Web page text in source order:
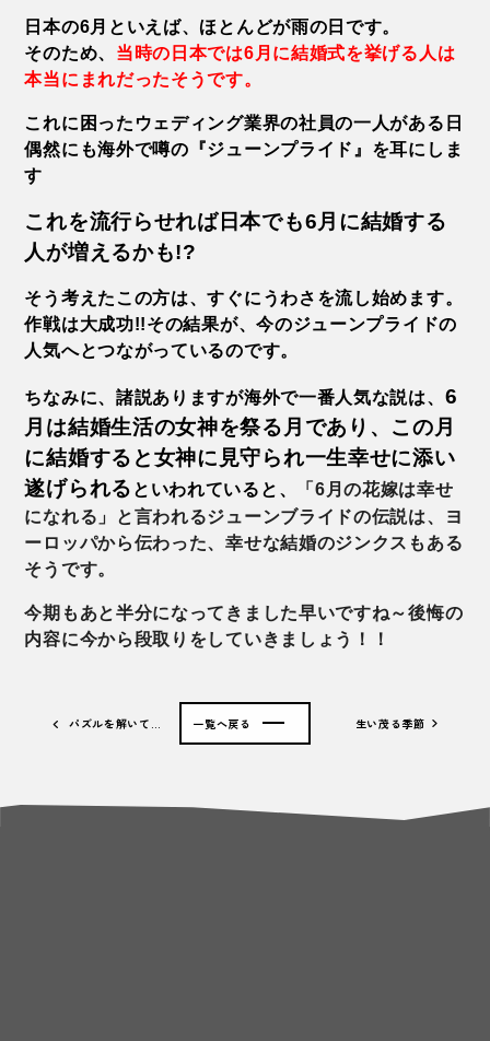
日本の6月といえば、ほとんどが雨の日です。
そのため、 当時の日本では6月に結婚式を挙げる人は
本当にまれだったそうです。
これに困ったウェディング業界の社員の一人がある日
偶然にも海外で噂の『ジューンプライド』を耳にしま
す
これを流行らせれば日本でも6月に結婚する
人が増えるかも!?
そう考えたこの方は、すぐにうわさを流し始めます。
作戦は大成功!!その結果が、今のジューンプライドの
人気へとつながっているのです。
ちなみに、諸説ありますが海外で一番人気な説は、 6
月は結婚生活の女神を祭る月であり、この月
に結婚すると女神に見守られ一生幸せに添い
遂げられる といわれていると、
「6月の花嫁は幸せ
になれる」と言われるジューンブライドの伝説は、ヨ
ーロッパから伝わった、幸せな結婚のジンクスもある
そうです。
今期もあと半分になってきました早いですね～後悔の
内容に今から段取りをしていきましょう！！
パズルを解いて… 生い茂る季節
一覧へ戻る